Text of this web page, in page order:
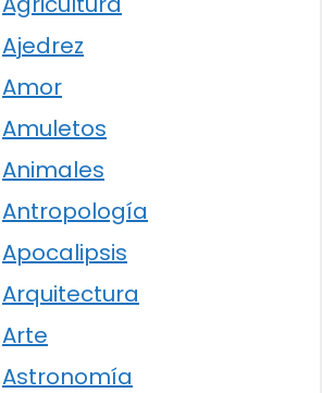
Ajedrez
Amor
Amuletos
Animales
Antropología
Apocalipsis
Arquitectura
Arte
Astronomía